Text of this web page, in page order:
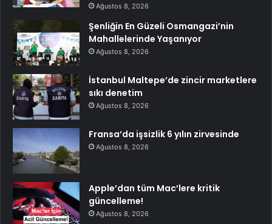
Ağustos 8, 2026
Şenliğin En Güzeli Osmangazi’nin
Mahallelerinde Yaşanıyor
Ağustos 8, 2026
İstanbul Maltepe’de zincir marketlere
sıkı denetim
Ağustos 8, 2026
Fransa’da işsizlik 6 yılın zirvesinde
Ağustos 8, 2026
Apple’dan tüm Mac’lere kritik
güncelleme!
Ağustos 8, 2026